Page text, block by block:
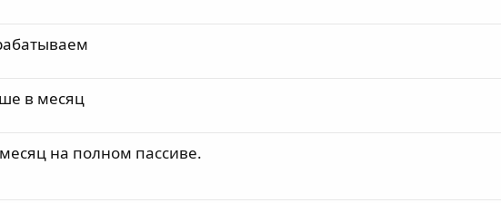
в месяц
на полном пассиве.